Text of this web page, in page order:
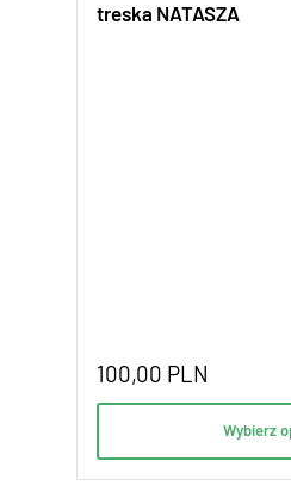
treska NATASZA
100,00 PLN
Wybierz